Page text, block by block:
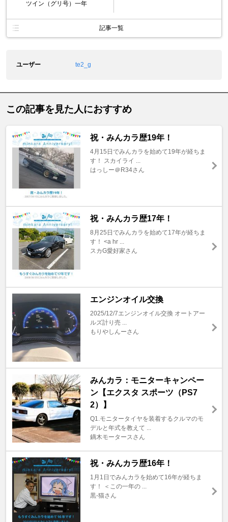
ツイン（グリ号）一年
記事一覧
ユーザー te2_g
この記事を見た人におすすめ
祝・みんカラ歴19年！
4月15日でみんカラを始めて19年が経ちま
す！ スカイライ ...
はっしー＠R34さん
祝・みんカラ歴17年！
8月25日でみんカラを始めて17年が経ちま
す！ <a hr ...
スカG愛好家さん
エンジンオイル交換
2025/12/7エンジンオイル交換 オートアー
ルズ計り売 ...
もりやしんーさん
みんカラ：モニターキャンペー
ン【エクスタ スポーツ（PS7
2）】
Q1.モニタータイヤを装着するクルマのモ
デルと年式を教えて ...
鏑木モータースさん
祝・みんカラ歴16年！
1月1日でみんカラを始めて16年が経ちま
す！ ＜この一年の ...
黒‐猫さん